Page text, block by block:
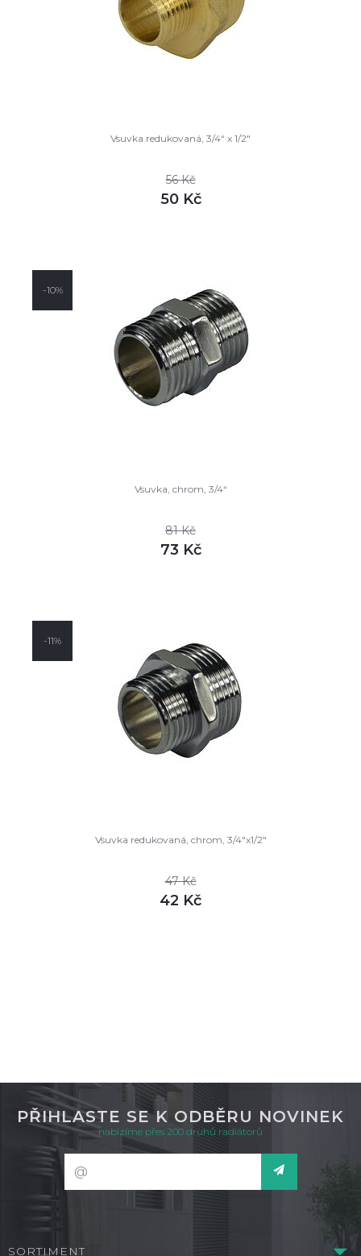
Vsuvka redukovaná, 3/4“ x 1/2"
56 Kč
50 Kč
-10%
Vsuvka, chrom, 3/4“
81 Kč
73 Kč
-11%
Vsuvka redukovaná, chrom, 3/4"x1/2"
47 Kč
42 Kč
PŘIHLASTE SE K ODBĚRU NOVINEK
nabízíme přes 200 druhů radiátorů
SORTIMENT